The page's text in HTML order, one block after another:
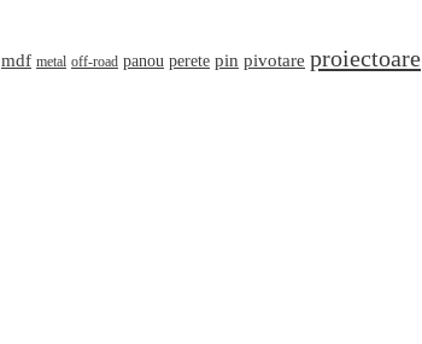
mdf metal off-road panou perete pin pivotare proiectoare